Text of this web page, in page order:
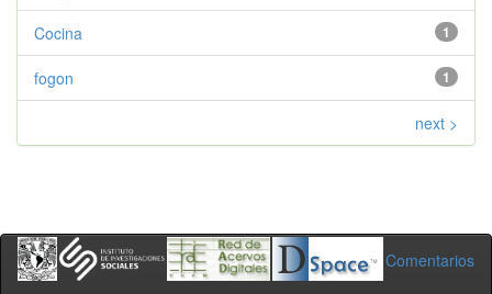
1
Cocina
1
fogon
next >
Comentarios